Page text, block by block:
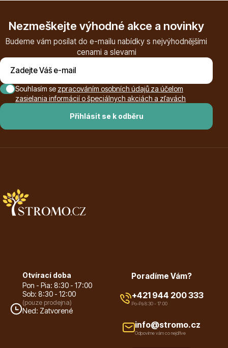
Živé ploty
Nezmeškejte výhodné akce a novinky
Budeme vám posílat do e-mailu nabídky s nejvýhodnějšími
cenami a slevami
Přihlásit se k odběru
Souhlasím se zpracováním osobních údajů za účelom
zasielania informácií o špeciálnych akciách a zľavách
Otvírací doba
Pon - Pia: 8:30 - 17:00
Sob: 8:30 - 12:00
(pouze prodejna)
Ned: Zatvorené
Poradíme Vám?
+421 944 200 333
Po-Pá 8:30 - 17:00
info@stromo.cz
Odpovíme vám co nejdříve